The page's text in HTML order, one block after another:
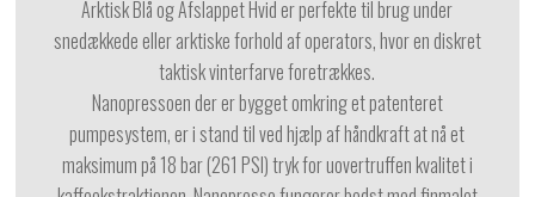
Arktisk Blå og Afslappet Hvid er perfekte til brug under
snedækkede eller arktiske forhold af operators, hvor en diskret
taktisk vinterfarve foretrækkes.
Nanopressoen der er bygget omkring et patenteret
pumpesystem, er i stand til ved hjælp af håndkraft at nå et
maksimum på 18 bar (261 PSI) tryk for uovertruffen kvalitet i